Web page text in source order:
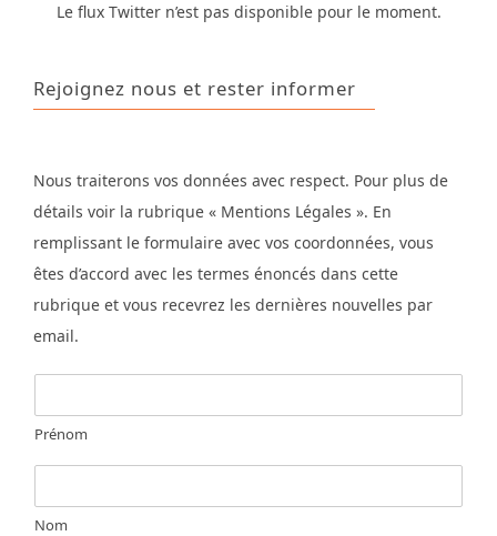
Le flux Twitter n’est pas disponible pour le moment.
Rejoignez nous et rester informer
Nous traiterons vos données avec respect. Pour plus de
détails voir la rubrique « Mentions Légales ». En
remplissant le formulaire avec vos coordonnées, vous
êtes d’accord avec les termes énoncés dans cette
rubrique et vous recevrez les dernières nouvelles par
email.
Prénom
Nom